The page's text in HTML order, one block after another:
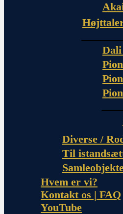
Dali
Diverse /
Til
Hvem er vi?
Kontakt os | FAQ
YouTube